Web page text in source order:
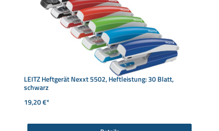
LEITZ Heftgerät Nexxt 5502, Heftleistung: 30 Blatt,
schwarz
19,20 €*